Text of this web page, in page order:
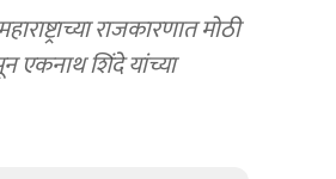
एकनाथ शिंदे यांच्या